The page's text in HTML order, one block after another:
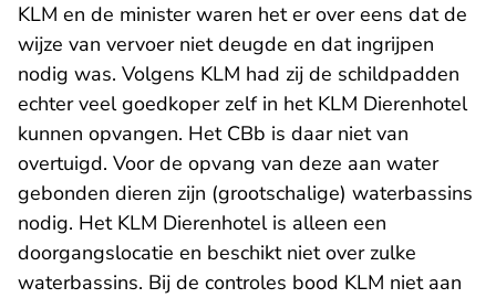
KLM en de minister waren het er over eens dat de
wijze van vervoer niet deugde en dat ingrijpen
nodig was. Volgens KLM had zij de schildpadden
echter veel goedkoper zelf in het KLM Dierenhotel
kunnen opvangen. Het CBb is daar niet van
overtuigd. Voor de opvang van deze aan water
gebonden dieren zijn (grootschalige) waterbassins
nodig. Het KLM Dierenhotel is alleen een
doorgangslocatie en beschikt niet over zulke
waterbassins. Bij de controles bood KLM niet aan